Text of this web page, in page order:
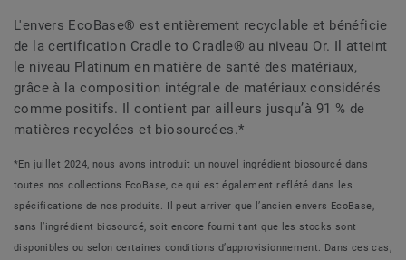
L'envers EcoBase® est entièrement recyclable et bénéficie
de la certification Cradle to Cradle® au niveau Or. Il atteint
le niveau Platinum en matière de santé des matériaux,
grâce à la composition intégrale de matériaux considérés
comme positifs. Il contient par ailleurs jusqu’à 91 % de
matières recyclées et biosourcées.*
*En juillet 2024, nous avons introduit un nouvel ingrédient biosourcé dans
toutes nos collections EcoBase, ce qui est également reflété dans les
spécifications de nos produits. Il peut arriver que l’ancien envers EcoBase,
sans l’ingrédient biosourcé, soit encore fourni tant que les stocks sont
disponibles ou selon certaines conditions d’approvisionnement. Dans ces cas,